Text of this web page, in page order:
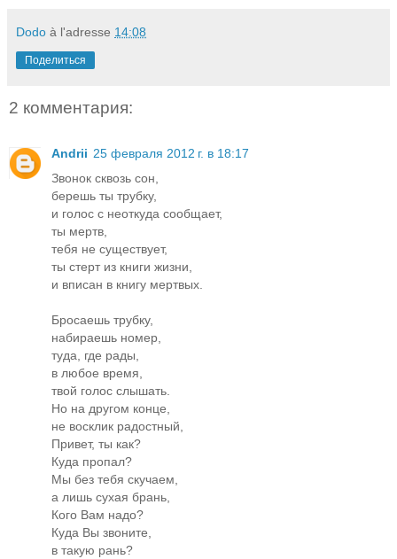
Dodo à l'adresse 14:08
Поделиться
2 комментария:
Andrii 25 февраля 2012 г. в 18:17
Звонок сквозь сон,
берешь ты трубку,
и голос с неоткуда сообщает,
ты мертв,
тебя не существует,
ты стерт из книги жизни,
и вписан в книгу мертвых.
Бросаешь трубку,
набираешь номер,
туда, где рады,
в любое время,
твой голос слышать.
Но на другом конце,
не восклик радостный,
Привет, ты как?
Куда пропал?
Мы без тебя скучаем,
а лишь сухая брань,
Кого Вам надо?
Куда Вы звоните,
в такую рань?